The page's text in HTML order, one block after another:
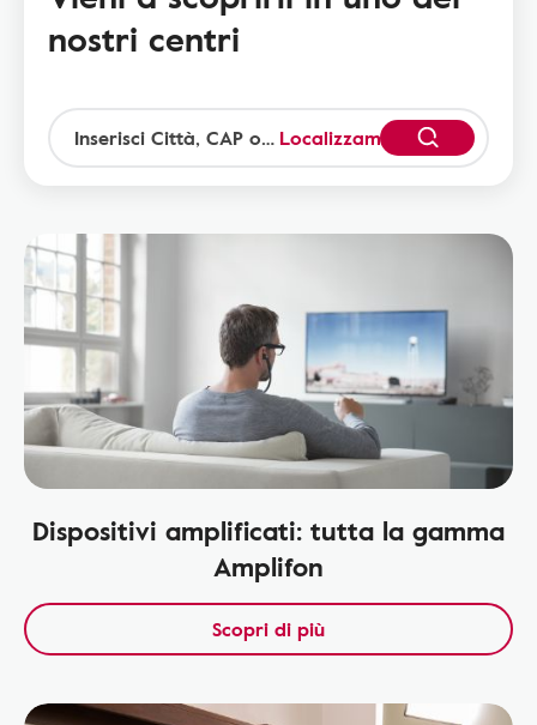
nostri centri
Localizzami
Dispositivi amplificati: tutta la gamma
Amplifon
Scopri di più